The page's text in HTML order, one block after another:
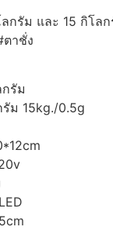
กรัม และ 15 กิโลก
าชั่ง
รัม
ม 15kg./0.5g